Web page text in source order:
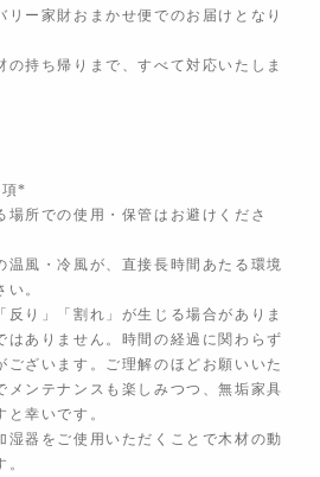
リー家財おまかせ便でのお届けとなり
持ち帰りまで、すべて対応いたしま
*
所での使用・保管はお避けくださ
風・冷風が、直接長時間あたる環境
。
り」「割れ」が生じる場合がありま
はありません。時間の経過に関わらず
ございます。ご理解のほどお願いいた
メンテナンスも楽しみつつ、無垢家具
幸いです。
器をご使用いただくことで木材の動